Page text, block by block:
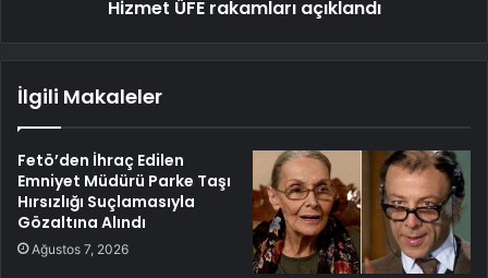
Hizmet ÜFE rakamları açıklandı
İlgili Makaleler
Fetö’den İhraç Edilen
Emniyet Müdürü Parke Taşı
Hırsızlığı Suçlamasıyla
Gözaltına Alındı
Ağustos 7, 2026